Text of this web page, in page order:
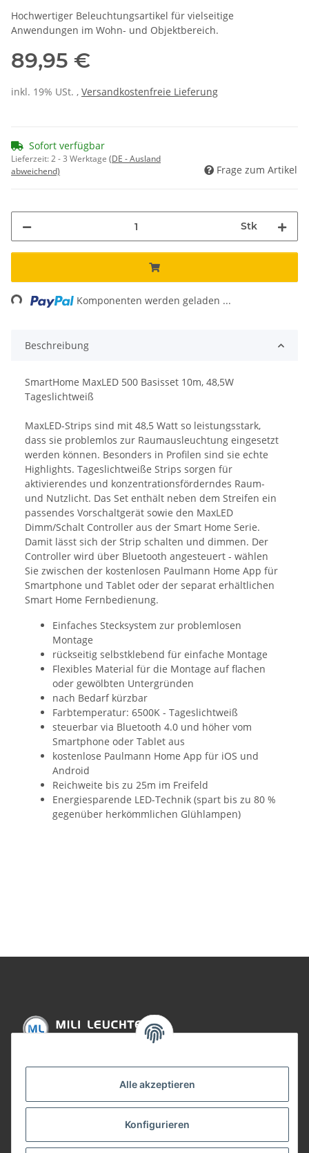
Alle akzeptieren
Konfigurieren
Hochwertiger Beleuchtungsartikel für vielseitige
Anwendungen im Wohn- und Objektbereich.
89,95 €
inkl. 19% USt. , Versandkostenfreie Lieferung
Sofort verfügbar
Lieferzeit:2 - 3 Werktage (DE - Ausland
abweichend)
Frage zum Artikel
Stk
Komponenten werden geladen ...
Beschreibung
SmartHome MaxLED 500 Basisset 10m, 48,5W
Tageslichtweiß
MaxLED-Strips sind mit 48,5 Watt so leistungsstark,
dass sie problemlos zur Raumausleuchtung eingesetzt
werden können. Besonders in Profilen sind sie echte
Highlights. Tageslichtweiße Strips sorgen für
aktivierendes und konzentrationsförderndes Raum-
und Nutzlicht. Das Set enthält neben dem Streifen ein
passendes Vorschaltgerät sowie den MaxLED
Dimm/Schalt Controller aus der Smart Home Serie.
Damit lässt sich der Strip schalten und dimmen. Der
Controller wird über Bluetooth angesteuert - wählen
Sie zwischen der kostenlosen Paulmann Home App für
Smartphone und Tablet oder der separat erhältlichen
Smart Home Fernbedienung.
Einfaches Stecksystem zur problemlosen
Montage
rückseitig selbstklebend für einfache Montage
Flexibles Material für die Montage auf flachen
oder gewölbten Untergründen
nach Bedarf kürzbar
Farbtemperatur: 6500K - Tageslichtweiß
steuerbar via Bluetooth 4.0 und höher vom
Smartphone oder Tablet aus
kostenlose Paulmann Home App für iOS und
Android
Reichweite bis zu 25m im Freifeld
Energiesparende LED-Technik (spart bis zu 80 %
gegenüber herkömmlichen Glühlampen)
Gesetzliche Informationen
Bezahlung